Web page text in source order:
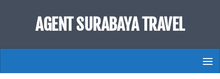
Skip to content
AGENT SURABAYA TRAVEL